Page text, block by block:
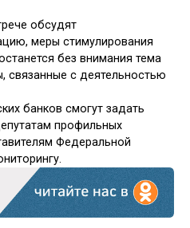
обсудят
меры стимулирования
без внимания тема
связанные с деятельностью
банков смогут задать
профильных
Федеральной